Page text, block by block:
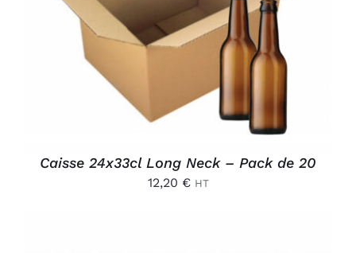
DÉTAILS
Caisse 24x33cl Long Neck – Pack de 20
12,20 € HT